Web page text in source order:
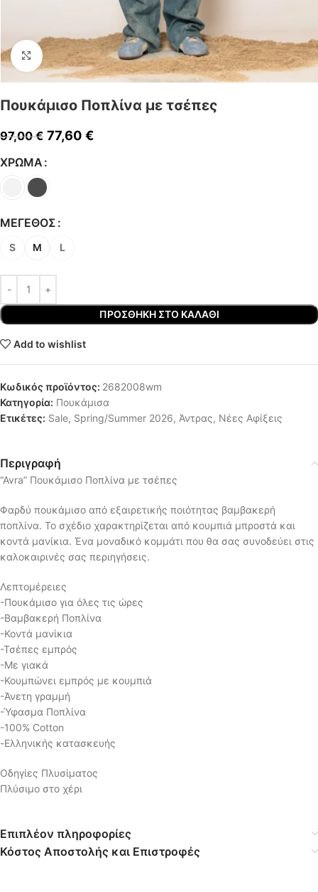
Click to enlarge
Πουκάμισο Ποπλίνα με τσέπες
97,00€ 77,60 €
ΧΡΏΜΑ
ΜΈΓΕΘΟΣ
S M L
ΠΡΟΣΘΉΚΗ ΣΤΟ ΚΑΛΆΘΙ
Add to wishlist
Κωδικός προϊόντος: 2682008wm
Κατηγορία: Πουκάμισα
Ετικέτες: Sale, Spring/Summer 2026, Άντρας, Νέες Αφίξεις
Περιγραφή
“Avra” Πουκάμισο Ποπλίνα με τσέπες
Φαρδύ πουκάμισο από εξαιρετικής ποιότητας βαμβακερή
ποπλίνα. Το σχέδιο χαρακτηρίζεται από κουμπιά μπροστά και
κοντά μανίκια. Ένα μοναδικό κομμάτι που θα σας συνοδεύει στις
καλοκαιρινές σας περιηγήσεις.
Λεπτομέρειες
-Πουκάμισο για όλες τις ώρες
-Βαμβακερή Ποπλίνα
-Κοντά μανίκια
-Τσέπες εμπρός
-Με γιακά
-Κουμπώνει εμπρός με κουμπιά
-Άνετη γραμμή
-Ύφασμα Ποπλίνα
-100% Cotton
-Ελληνικής κατασκευής
Οδηγίες Πλυσίματος
Πλύσιμο στο χέρι
Επιπλέον πληροφορίες
Κόστος Αποστολής και Επιστροφές